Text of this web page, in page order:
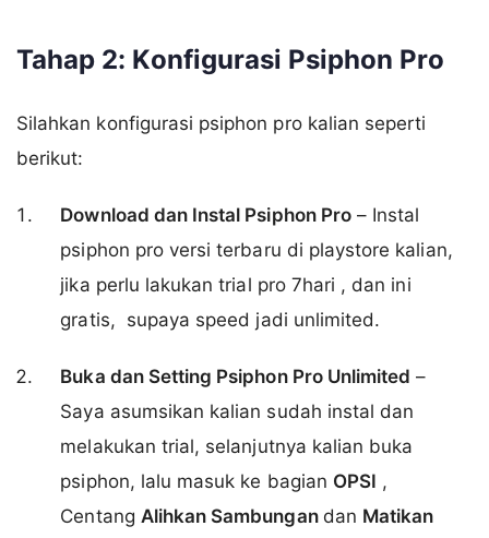
Tahap 2: Konfigurasi Psiphon Pro
Silahkan konfigurasi psiphon pro kalian seperti
berikut:
Download dan Instal Psiphon Pro– Instal
psiphon pro versi terbaru di playstore kalian,
jika perlu lakukan trial pro 7hari , dan ini
gratis, supaya speed jadi unlimited.
Buka dan Setting Psiphon Pro Unlimited –
Saya asumsikan kalian sudah instal dan
melakukan trial, selanjutnya kalian buka
psiphon, lalu masuk ke bagian OPSI ,
Centang Alihkan Sambungan dan Matikan